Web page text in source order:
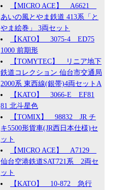
【MICRO ACE】 A6621
あいの風とやま鉄道 413系「と
やま絵巻」 3両セット
【KATO】 3075-4 ED75
1000 前期形
【TOMYTEC】 リニア地下
鉄道コレクション 仙台市交通局
2000系 東西線(銀帯)4両セットA
【KATO】 3066-E EF81
81 北斗星色
【TOMIX】 98832 JR チ
キ5500形貨車(JR西日本仕様)セ
ット
【MICRO ACE】 A7129
仙台空港鉄道SAT721系 2両セ
ット
【KATO】 10-872 急行